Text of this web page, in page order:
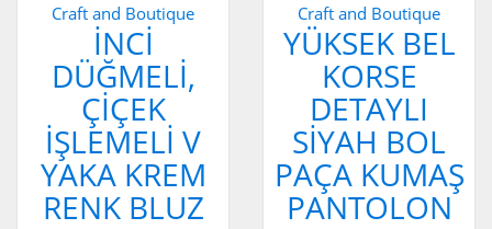
Craft and Boutique
İNCI
DÜĞMELI,
ÇIÇEK
İŞLEMELI V
YAKA KREM
RENK BLUZ
Craft and Boutique
YÜKSEK BEL
KORSE
DETAYLI
SIYAH BOL
PAÇA KUMAŞ
PANTOLON